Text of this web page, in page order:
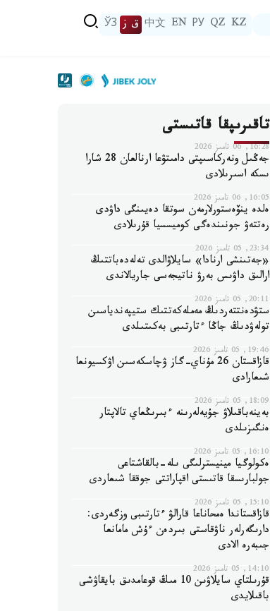
KZ
QZ
РУ
EN
中文 ق ز ЎЗ
تاقىرىپقا قاتىستى
16:28, 06 تامىز 2026
جەڭىل ونەركاسىپتى دامىتۋعا ارنالعان 28 شارا
ىسكە اسىرىلادى
16:05, 06 تامىز 2026
ەلدە ينۆەستورلارمەن سوتقا دەيىنگى داۋدى
رەتتەۋ جونىندەگى كوميسسيا قۇرىلادى
23:34, 05 تامىز 2026
«جەتىنشى ارنادا» سايلاۋالدى تەلەدەباتتىڭ
ارالىق داۋىس بەرۋ ناتيجەسى جاريالاندى
20:11, 05 تامىز 2026
ستۋدەنتتەردىڭ مەملەكەتتىك ستيپەندياسىن
تولەۋدىڭ جاڭا ءتارتىبى بەكىتىلدى
19:46, 05 تامىز 2026
قازاقستان 26 مۇناي-گاز ۋچاسكەسىن اۋكسيونعا
شىعارادى
18:09, 05 تامىز 2026
بەينەباقىلاۋ جۇيەلەرىنە ءبىرىڭعاي تالاپتار
ەنگىزىلدى
16:10, 05 تامىز 2026
ەكولوگيا مينيسترلىگى ىلە-بالقاشتاعى
جولبارىسقا قاتىستى اقپاراتتى جوققا شىعاردى
15:10, 05 تامىز 2026
قازاقستاندا ەمحاناعا قارالۋ ءتارتىبى وزگەردى:
دارىگەرلەر ناۋقاستى بىردەن ءۇش مامانعا
جىبەرە الادى
14:10, 05 تامىز 2026
قۇرىلتاي سايلاۋىن 10 مىڭ قوعامدىق بايقاۋشى
باقىلايدى